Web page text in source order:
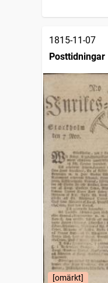
1815-11-07
Posttidningar
[omärkt]